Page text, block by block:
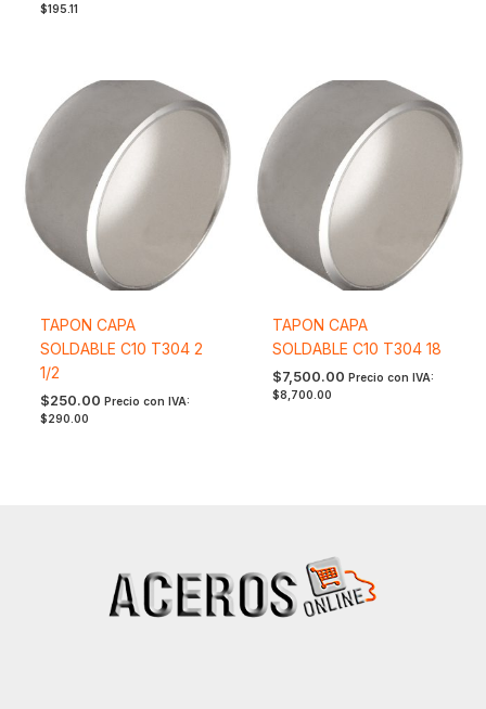
$195.11
TAPON CAPA
SOLDABLE C10 T304 2
1/2
$250.00 Precio con IVA:
$290.00
TAPON CAPA
SOLDABLE C10 T304 18
$7,500.00 Precio con IVA:
$8,700.00